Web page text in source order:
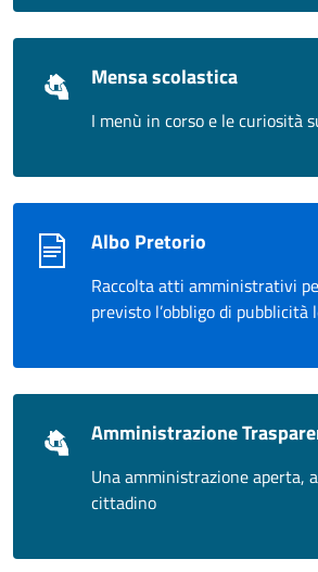
Mensa scolastica
I menù in corso e le curiosità
Albo Pretorio
Raccolta atti amministrativi
previsto l’obbligo di pubblicità
Amministrazione
Una amministrazione aperta,
cittadino